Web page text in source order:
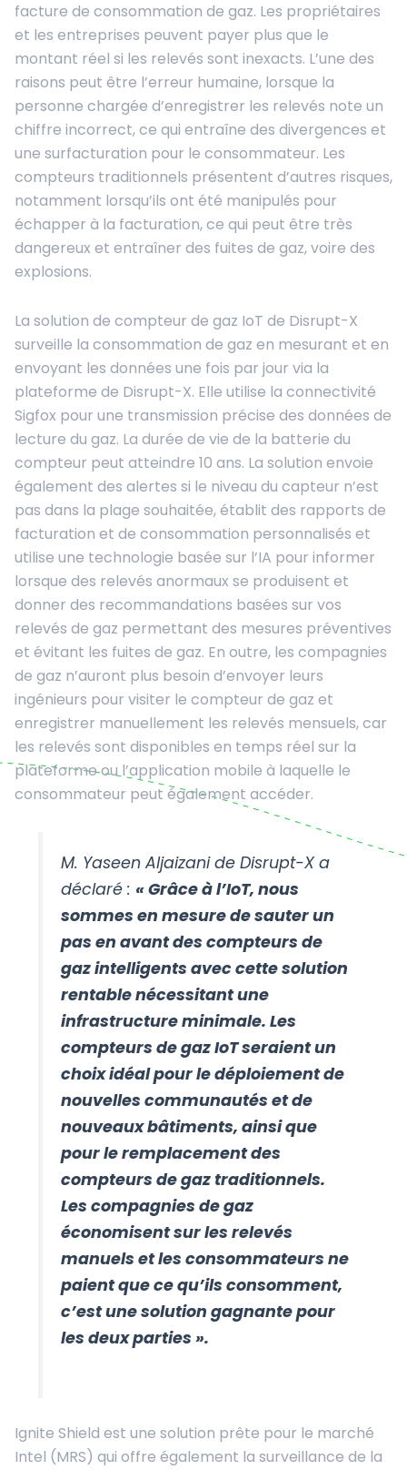
facture de consommation de gaz. Les propriétaires
et les entreprises peuvent payer plus que le
montant réel si les relevés sont inexacts. L’une des
raisons peut être l’erreur humaine, lorsque la
personne chargée d’enregistrer les relevés note un
chiffre incorrect, ce qui entraîne des divergences et
une surfacturation pour le consommateur. Les
compteurs traditionnels présentent d’autres risques,
notamment lorsqu’ils ont été manipulés pour
échapper à la facturation, ce qui peut être très
dangereux et entraîner des fuites de gaz, voire des
explosions.
La solution de compteur de gaz IoT de Disrupt-X
surveille la consommation de gaz en mesurant et en
envoyant les données une fois par jour via la
plateforme de Disrupt-X. Elle utilise la connectivité
Sigfox pour une transmission précise des données de
lecture du gaz. La durée de vie de la batterie du
compteur peut atteindre 10 ans. La solution envoie
également des alertes si le niveau du capteur n’est
pas dans la plage souhaitée, établit des rapports de
facturation et de consommation personnalisés et
utilise une technologie basée sur l’IA pour informer
lorsque des relevés anormaux se produisent et
donner des recommandations basées sur vos
relevés de gaz permettant des mesures préventives
et évitant les fuites de gaz. En outre, les compagnies
de gaz n’auront plus besoin d’envoyer leurs
ingénieurs pour visiter le compteur de gaz et
enregistrer manuellement les relevés mensuels, car
les relevés sont disponibles en temps réel sur la
plateforme ou l’application mobile à laquelle le
consommateur peut également accéder.
M. Yaseen Aljaizani de Disrupt-X a
déclaré : « Grâce à l’IoT, nous
sommes en mesure de sauter un
pas en avant des compteurs de
gaz intelligents avec cette solution
rentable nécessitant une
infrastructure minimale. Les
compteurs de gaz IoT seraient un
choix idéal pour le déploiement de
nouvelles communautés et de
nouveaux bâtiments, ainsi que
pour le remplacement des
compteurs de gaz traditionnels.
Les compagnies de gaz
économisent sur les relevés
manuels et les consommateurs ne
paient que ce qu’ils consomment,
c’est une solution gagnante pour
les deux parties ».
Ignite Shield est une solution prête pour le marché
Intel (MRS) qui offre également la surveillance de la